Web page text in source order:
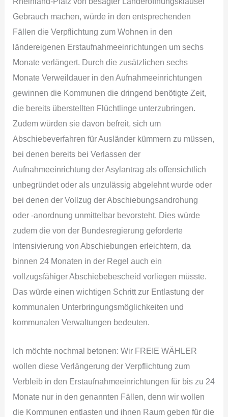
Gebrauch machen, würde in den entsprechenden
Fällen die Verpflichtung zum Wohnen in den
ländereigenen Erstaufnahmeeinrichtungen um sechs
Monate verlängert. Durch die zusätzlichen sechs
Monate Verweildauer in den Aufnahmeeinrichtungen
gewinnen die Kommunen die dringend benötigte Zeit,
die bereits überstellten Flüchtlinge unterzubringen.
Zudem würden sie davon befreit, sich um
Abschiebeverfahren für Ausländer kümmern zu müssen,
bei denen bereits bei Verlassen der
Aufnahmeeinrichtung der Asylantrag als offensichtlich
unbegründet oder als unzulässig abgelehnt wurde oder
bei denen der Vollzug der Abschiebungsandrohung
oder -anordnung unmittelbar bevorsteht. Dies würde
zudem die von der Bundesregierung geforderte
Intensivierung von Abschiebungen erleichtern, da
binnen 24 Monaten in der Regel auch ein
vollzugsfähiger Abschiebebescheid vorliegen müsste.
Das würde einen wichtigen Schritt zur Entlastung der
kommunalen Unterbringungsmöglichkeiten und
kommunalen Verwaltungen bedeuten.
Ich möchte nochmal betonen: Wir FREIE WÄHLER
wollen diese Verlängerung der Verpflichtung zum
Verbleib in den Erstaufnahmeeinrichtungen für bis zu 24
Monate nur in den genannten Fällen, denn wir wollen
die Kommunen entlasten und ihnen Raum geben für die